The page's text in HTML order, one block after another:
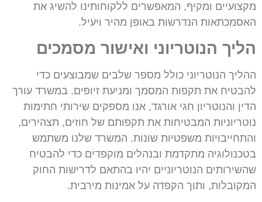
מקצועיים ומקיף, המאפשרים ללקוחותינו להשיג את
האסמכתאות הנדרשות באופן מהיר ויעיל.
הליך הנוטריוני ואישור מסמכים
ההליך הנוטריוני כולל מספר שלבים שמבוצעים כדי
להבטיח את תקפות המסמך ומניעת זיופים. במשרד עורך
הדין והנוטריון חגי אורגד, אנו מספקים שירותי חתימות
נוטריוניות המבטיחות את תקפותם של חוזים, תצהירים,
והתחייבויות משפטיות שונות. המשרד שלנו משתמש
בטכנולוגיה מתקדמת ובנהלים מוקפדים כדי להבטיח
שהשירותים הנוטריוניים יהיו בהתאם לדרישות החוק
המקובלות, ותוך הקפדה על אמינות מירבית.